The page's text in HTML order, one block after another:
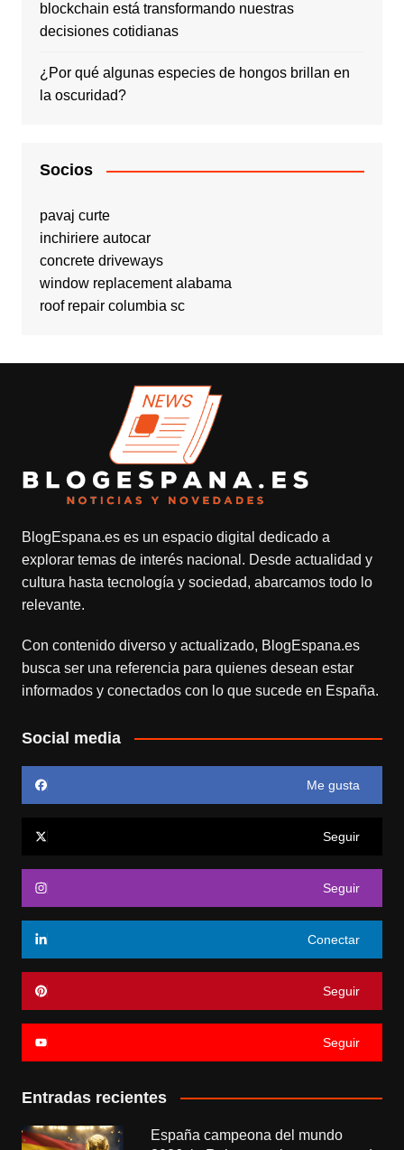
blockchain está transformando nuestras
decisiones cotidianas
¿Por qué algunas especies de hongos brillan en
la oscuridad?
Socios
pavaj curte
inchiriere autocar
concrete driveways
window replacement alabama
roof repair columbia sc
BlogEspana.eses un espacio digital dedicado a
explorar temas de interés nacional. Desde actualidad y
cultura hasta tecnología y sociedad, abarcamos todo lo
relevante.
Con contenido diverso y actualizado, BlogEspana.es
busca ser una referencia para quienes desean estar
informados y conectados con lo que sucede en España.
Social media
Me gusta
Seguir
Seguir
Conectar
Seguir
Seguir
Entradas recientes
España campeona del mundo